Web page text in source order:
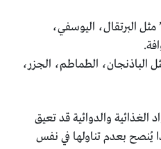
مثل البرتقال، اليوسفي،
الباذنجان، الطماطم، الجزر،
الغذائية والدوائية قد تعيق
يُنصح بعدم تناولها في نفس